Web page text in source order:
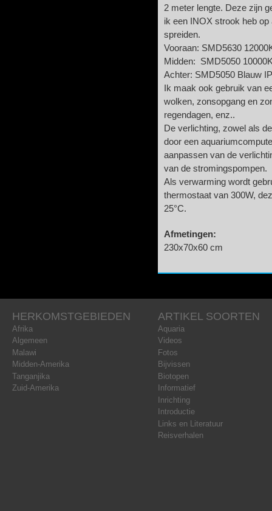
2 meter lengte. Deze zijn
ik een INOX strook heb
spreiden.
Vooraan: SMD5630
Midden: SMD5050
Achter: SMD5050 Blauw
Ik maak ook gebruik van
wolken, zonsopgang en
regendagen, enz..
De verlichting, zowel als
door een
aanpassen van de
van de stromingspompen.
Als verwarming wordt
thermostaat van 300W,
25°C.
Afmetingen:
230x70x60 cm
HERKOMSTGEBIEDEN
Afrika
Algemeen
Malawi
Midden-Amerika
Tanganjika
Zuid-Amerika
ARTIKEL SOORTEN
Aquaria
Videos
Fotos
Bijvissen
Biotopen
Informatief
Inrichting
Introductie
Links en Literatuur
Reisverhalen